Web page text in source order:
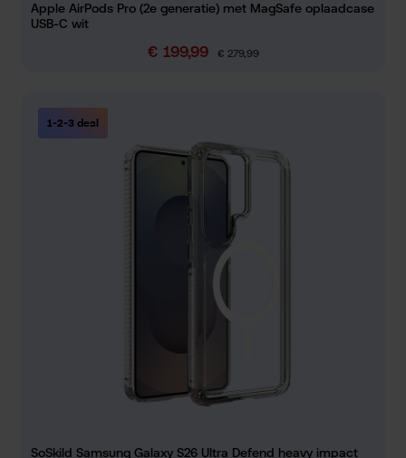
Apple AirPods Pro (2e generatie) met MagSafe oplaadcase
USB-C wit
Verkoopprijs:
€ 199,99 Normale prijs:
€ 279,99
1-2-3 deal
SoSkild Samsung Galaxy S26 Ultra Defend heavy impact